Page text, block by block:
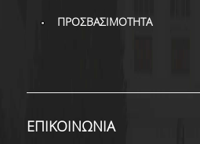
ΠΡΟΣΒΑΣΙΜΟΤΗΤΑ
ΕΠΙΚΟΙΝΩΝΙΑ